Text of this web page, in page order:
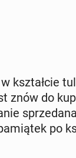
kształ­cie
znów do
po